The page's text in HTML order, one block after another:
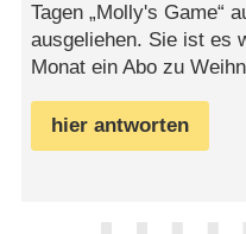
Tagen „Molly's Game“
ausgeliehen. Sie ist es
Monat ein Abo zu
hier antworten